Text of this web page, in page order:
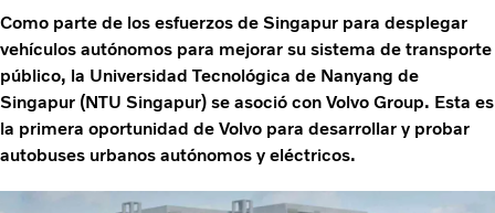
Como parte de los esfuerzos de Singapur para desplegar
vehículos autónomos para mejorar su sistema de transporte
público, la Universidad Tecnológica de Nanyang de
Singapur (NTU Singapur) se asoció con Volvo Group. Esta es
la primera oportunidad de Volvo para desarrollar y probar
autobuses urbanos autónomos y eléctricos.